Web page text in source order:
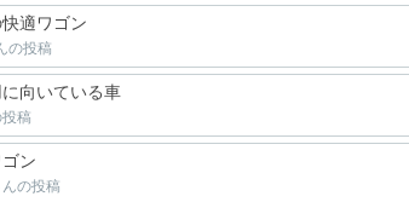
適ワゴン
の投稿
向いている車
稿
ン
の投稿